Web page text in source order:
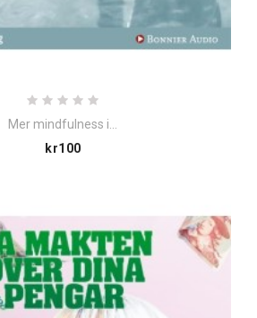
Mer mindfulness i...
kr100Price